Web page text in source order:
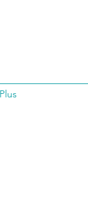
Plus